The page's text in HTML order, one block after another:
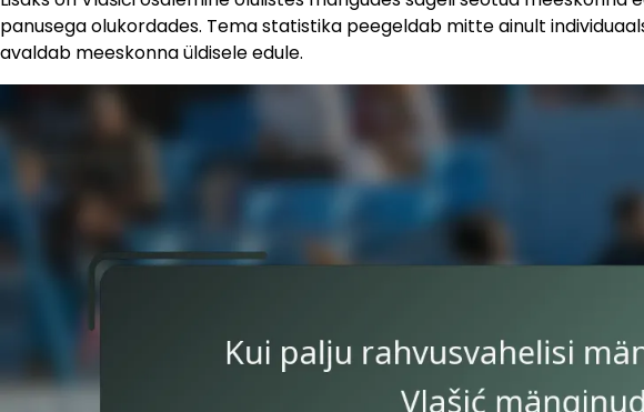
panusega olukordades. Tema statistika peegeldab mitte ainult
avaldab meeskonna üldisele edule.